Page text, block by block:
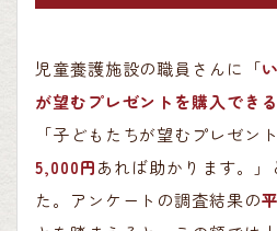
児童養護施設の職員さんに「
が望むプレゼントを購入でき
「子どもたちが望むプレゼン
5,000円あれば助かります。
た。アンケートの調査結果の